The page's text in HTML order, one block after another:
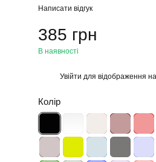
Написати відгук
385 грн
В наявності
Увійти для відображення
Колір